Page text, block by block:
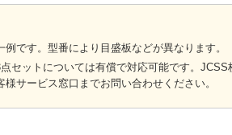
例です。型番により目盛板などが異なります。
セットについては有償で対応可能です。
様サービス窓口までお問い合わせください。